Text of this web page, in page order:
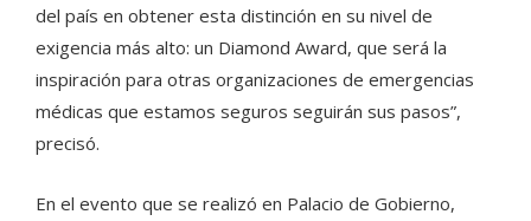
del país en obtener esta distinción en su nivel de
exigencia más alto: un Diamond Award, que será la
inspiración para otras organizaciones de emergencias
médicas que estamos seguros seguirán sus pasos”,
precisó.
En el evento que se realizó en Palacio de Gobierno,